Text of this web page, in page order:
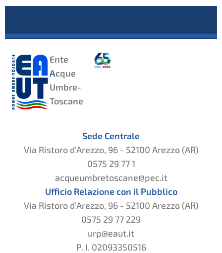
Ente
Acque
Umbre-
Toscane
Sede Centrale
Via Ristoro d’Arezzo, 96 - 52100 Arezzo (AR)
0575 29 77 1
acqueumbretoscane@pec.it
Ufficio Relazione con il Pubblico
Via Ristoro d’Arezzo, 96 - 52100 Arezzo (AR)
0575 29 77 229
urp@eaut.it
P. I. 02093350516